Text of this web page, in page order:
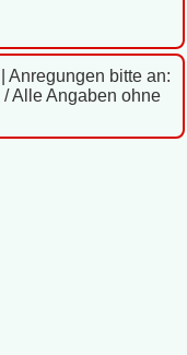
Anregungen bitte an:
/ Alle Angaben ohne